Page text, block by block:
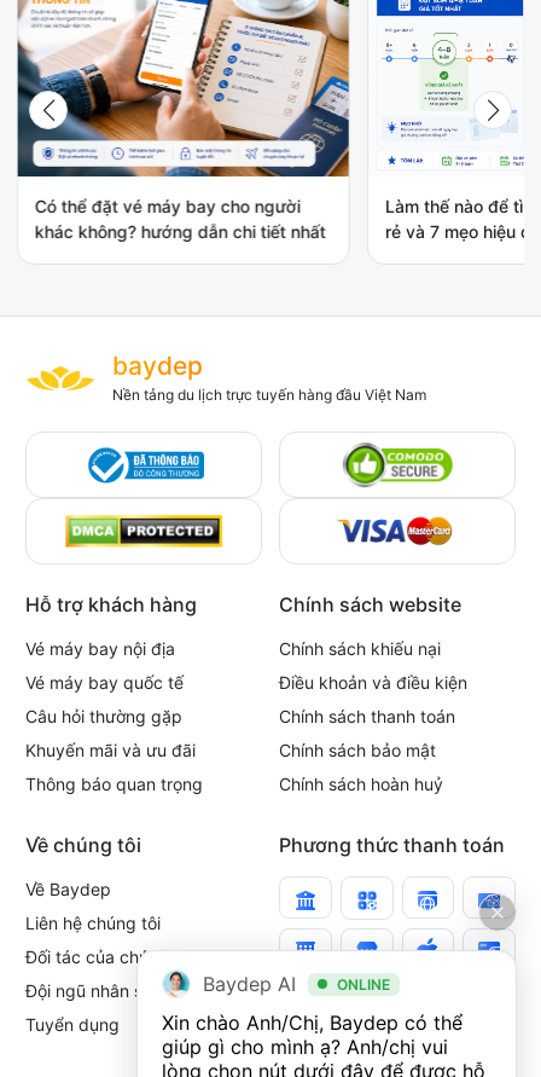
Có thể đặt vé máy bay cho người
khác không? hướng dẫn chi tiết nhất
Làm thế nào để
rẻ và 7 mẹo hiệu
baydep
Nền tảng du lịch trực tuyến hàng đầu Việt Nam
Hỗ trợ khách hàng
Vé máy bay nội địa
Vé máy bay quốc tế
Câu hỏi thường gặp
Khuyến mãi và ưu đãi
Thông báo quan trọng
Chính sách website
Chính sách khiếu nại
Điều khoản và điều kiện
Chính sách thanh toán
Chính sách bảo mật
Chính sách hoàn huỷ
Về chúng tôi
Về Baydep
Liên hệ chúng tôi
Đối tác của chúng tôi
Đội ngũ nhân sự
Tuyển dụng
Phương thức thanh toán
Baydep AI ONLINE
Xin chào Anh/Chị, Baydep có thể
giúp gì cho mình ạ? Anh/chị vui
lòng chọn nút dưới đây để được hỗ